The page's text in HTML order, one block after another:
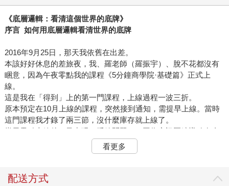
《底層邏輯：看清這個世界的底牌》
序言 如何用底層邏輯看清世界的底牌
2016年9月25日，那天我依舊在出差。
本該好好休息的差旅夜，我、羅老師（羅振宇）、脫不花都沒有
睏意，因為午夜零點我的課程《5分鐘商學院·基礎篇》正式上
線。
這是我在「得到」上的第一門課程，上線過程一波三折。
原本預定在10月上線的課程，突然接到通知，需提早上線。當時
這門課程我才錄了兩三節，沒什麼庫存就上線了。
當天零點上線後，又出現了播放問題——因為音訊壓縮導致有金
屬音。我馬上拿出隨身攜帶的錄音筆，重新錄了一遍，更換了音
訊，折騰到淩晨一兩點才最終完成。
訂閱了《5分鐘商學院》。
看更多
配送方式